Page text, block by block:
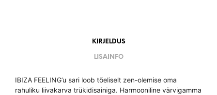
KIRJELDUS
LISAINFO
IBIZA FEELING’u sari loob tõeliselt zen-olemise oma
rahuliku liivakarva trükidisainiga. Harmooniline värvigamma